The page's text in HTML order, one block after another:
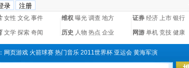
女性 文化 事件 维权 曝光 调查 地方 证券 经济 上市 银行
文学 探索 奇闻 历史 人物 热点 企业 网游 单机 竞技 健康
网页游戏 火箭球赛 热门音乐 2011世界杯 亚运会 黄海军演